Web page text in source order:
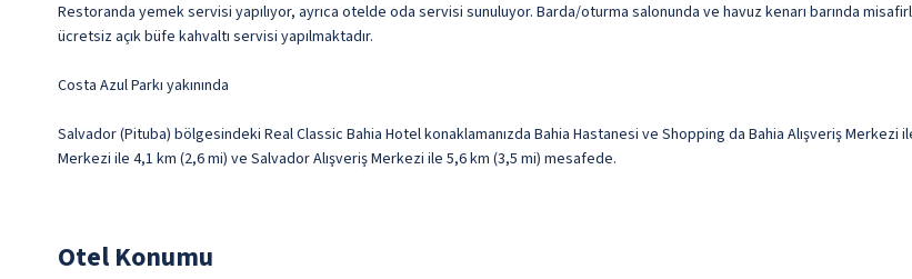
Restoranda yemek servisi yapılıyor, ayrıca otelde oda servisi sunuluyor. Barda/oturma salonunda ve havuz kenarı barında
ücretsiz açık büfe kahvaltı servisi yapılmaktadır.
Costa Azul Parkı yakınında
Salvador (Pituba) bölgesindeki Real Classic Bahia Hotel konaklamanızda Bahia Hastanesi ve Shopping da Bahia Alışveriş
Merkezi ile 4,1 km (2,6 mi) ve Salvador Alışveriş Merkezi ile 5,6 km (3,5 mi) mesafede.
Otel Konumu